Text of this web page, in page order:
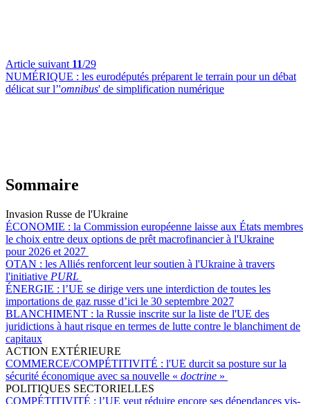
Article suivant 11/29
NUMÉRIQUE : les eurodéputés préparent le terrain pour un débat
délicat sur l’'omnibus' de simplification numérique
Sommaire
Invasion Russe de l'Ukraine
ÉCONOMIE : la Commission européenne laisse aux États membres
le choix entre deux options de prêt macrofinancier à l'Ukraine
pour 2026 et 2027
OTAN : les Alliés renforcent leur soutien à l'Ukraine à travers
l'initiative PURL
ÉNERGIE : l’UE se dirige vers une interdiction de toutes les
importations de gaz russe d’ici le 30 septembre 2027
BLANCHIMENT : la Russie inscrite sur la liste de l'UE des
juridictions à haut risque en termes de lutte contre le blanchiment de
capitaux
ACTION EXTÉRIEURE
COMMERCE/COMPÉTITIVITÉ : l'UE durcit sa posture sur la
sécurité économique avec sa nouvelle « doctrine »
POLITIQUES SECTORIELLES
COMPÉTITIVITÉ : l’UE veut réduire encore ses dépendances vis-